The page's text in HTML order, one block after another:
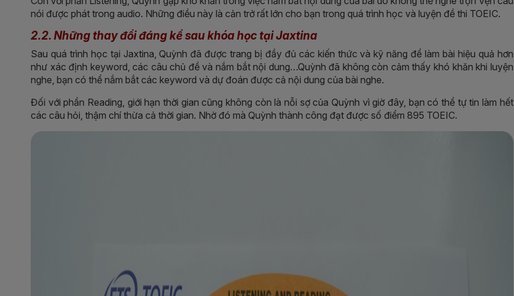
nói được phát trong audio. Những điều này là cản trở rất lớn cho bạn trong quá trình học và luyện đề thi TOEIC.
2.2. Những thay đổi đáng kể sau khóa học tại Jaxtina
Sau quá trình học tại Jaxtina, Quỳnh đã được trang bị đầy đủ các kiến thức và kỹ năng để làm bài hiệu quả hơn
như xác định keyword, các câu chủ đề và nắm bắt nội dung…Quỳnh đã không còn cảm thấy khó khăn khi luyện
nghe, bạn có thể nắm bắt các keyword và dự đoán được cả nội dung của bài nghe.
Đối với phần Reading, giới hạn thời gian cũng không còn là nỗi sợ của Quỳnh vì giờ đây, bạn có thể tự tin làm hết
các câu hỏi, thậm chí thừa cả thời gian. Nhờ đó mà Quỳnh thành công đạt được số điểm 895 TOEIC.